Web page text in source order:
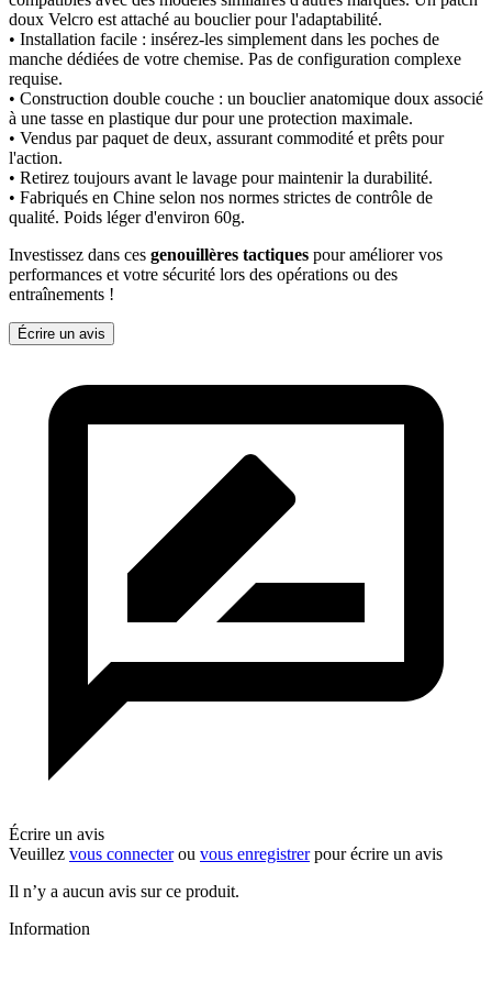
doux Velcro est attaché au bouclier pour l'adaptabilité.
• Installation facile : insérez-les simplement dans les poches de
manche dédiées de votre chemise. Pas de configuration complexe
requise.
• Construction double couche : un bouclier anatomique doux associé
à une tasse en plastique dur pour une protection maximale.
• Vendus par paquet de deux, assurant commodité et prêts pour
l'action.
• Retirez toujours avant le lavage pour maintenir la durabilité.
• Fabriqués en Chine selon nos normes strictes de contrôle de
qualité. Poids léger d'environ 60g.
Investissez dans ces genouillères tactiques pour améliorer vos
performances et votre sécurité lors des opérations ou des
entraînements !
Écrire un avis
Écrire un avis
Veuillez vous connecterou vous enregistrerpour écrire un avis
Il n’y a aucun avis sur ce produit.
Information